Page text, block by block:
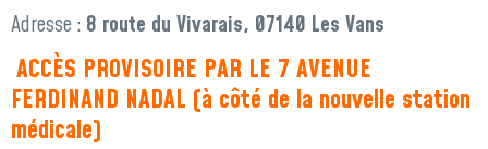
Adresse : 8 route du Vivarais, 07140 Les Vans
ACCÈS PROVISOIRE PAR LE 7 AVENUE
FERDINAND NADAL (à côté de la nouvelle station
médicale)